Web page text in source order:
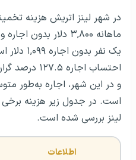
در شهر لینز اتریش هزینه
ماهانه ۳,۸۰۰ دلار
یک نفر
احتساب
است. در جدول زیر هزینه برخی
لینز بررسی شده‌ است.
اطلاعات